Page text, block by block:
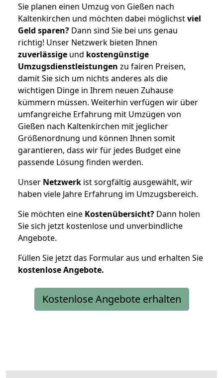
Sie planen einen Umzug von Gießen nach
Kaltenkirchen und möchten dabei möglichstviel
Geld sparen? Dann sind Sie bei uns genau
richtig! Unser Netzwerk bieten Ihnen
zuverlässige und kostengünstige
Umzugsdienstleistungen zu fairen Preisen,
damit Sie sich um nichts anderes als die
wichtigen Dinge in Ihrem neuen Zuhause
kümmern müssen. Weiterhin verfügen wir über
umfangreiche Erfahrung mit Umzügen von
Gießen nach Kaltenkirchen mit jeglicher
Größenordnung und können Ihnen somit
garantieren, dass wir für jedes Budget eine
passende Lösung finden werden.
Unser Netzwerk ist sorgfältig ausgewählt, wir
haben viele Jahre Erfahrung im Umzugsbereich.
Sie möchten eine Kostenübersicht? Dann holen
Sie sich jetzt kostenlose und unverbindliche
Angebote.
Füllen Sie jetzt das Formular aus und erhalten Sie
kostenloseAngebote.
Kostenlose Angebote erhalten